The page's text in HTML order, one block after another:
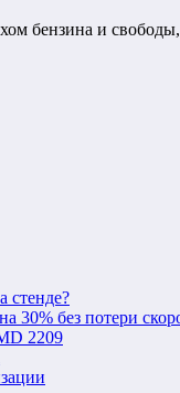
бензина и
стенде?
30% без потери
2209